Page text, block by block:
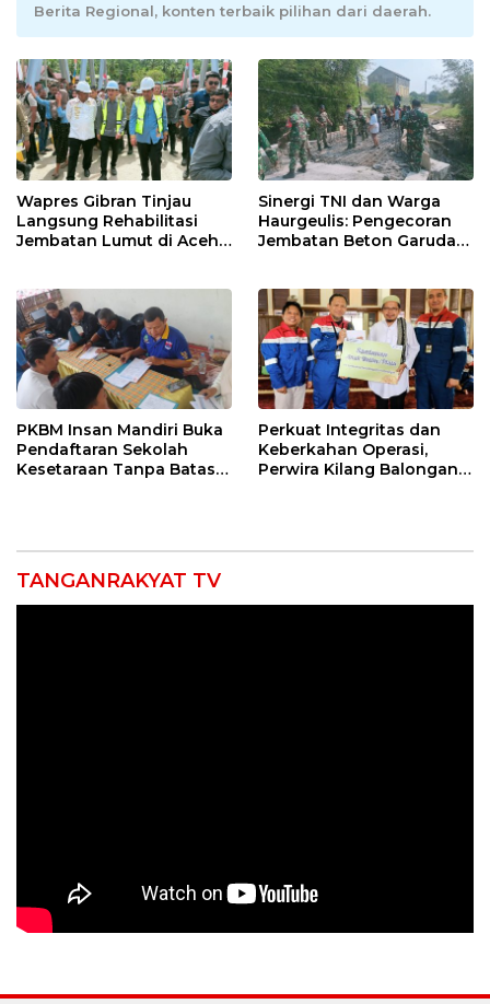
Berita Regional, konten terbaik pilihan dari daerah.
Wapres Gibran Tinjau
Langsung Rehabilitasi
Jembatan Lumut di Aceh
Sinergi TNI dan Warga
Haurgeulis: Pengecoran
Jembatan Beton Garuda
PKBM Insan Mandiri Buka
Pendaftaran Sekolah
Kesetaraan Tanpa Batas
Perkuat Integritas dan
Keberkahan Operasi,
Perwira Kilang Balongan
TANGANRAKYAT TV